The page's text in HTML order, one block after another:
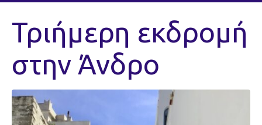
Τριήμερη εκδρομή
στην Άνδρο